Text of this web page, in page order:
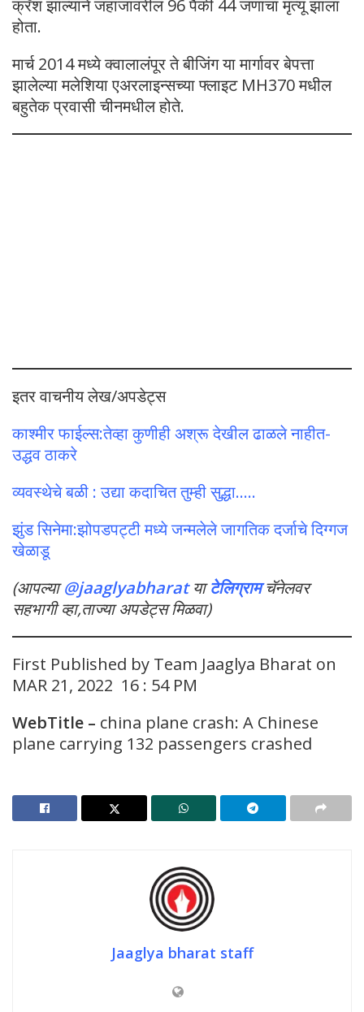
क्रॅश झाल्याने जहाजावरील 96 पैकी 44 जणांचा मृत्यू झाला
होता.
मार्च 2014 मध्ये क्वालालंपूर ते बीजिंग या मार्गावर बेपत्ता
झालेल्या मलेशिया एअरलाइन्सच्या फ्लाइट MH370 मधील
बहुतेक प्रवासी चीनमधील होते.
इतर वाचनीय लेख/अपडेट्स
काश्मीर फाईल्स:तेव्हा कुणीही अश्रू देखील ढाळले नाहीत-
उद्धव ठाकरे
व्यवस्थेचे बळी : उद्या कदाचित तुम्ही सुद्धा…..
झुंड सिनेमा:झोपडपट्टी मध्ये जन्मलेले जागतिक दर्जाचे दिग्गज
खेळाडू
(आपल्या@jaaglyabharat याटेलिग्राम चॅनेलवर
सहभागी व्हा,ताज्या अपडेट्स मिळवा)
First Published by Team Jaaglya Bharat on
MAR 21, 2022 16 : 54 PM
WebTitle – china plane crash: A Chinese
plane carrying 132 passengers crashed
Jaaglya bharat staff